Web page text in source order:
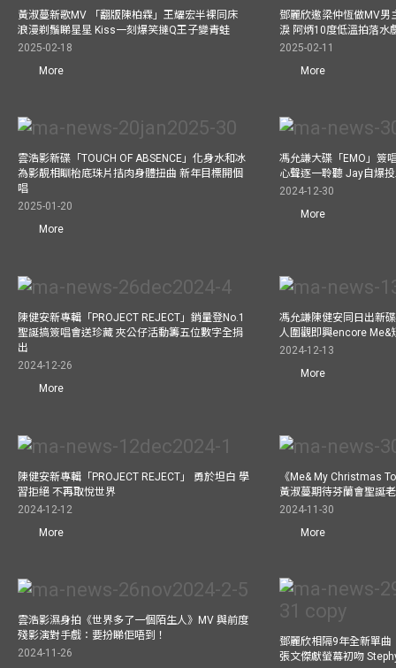
黃淑蔓新歌MV 「翻版陳柏霖」王耀宏半裸同床
浪漫剃鬚睇星星 Kiss一刻爆笑撻Q王子變青蛙
2025-02-18
More
鄧麗欣邀梁仲恆做MV男
淚 阿炳10度低溫拍落水
2025-02-11
More
雲浩影新碟「TOUCH OF ABSENCE」化身水和冰
為影靚相瞓枱底珠片拮肉身體扭曲 新年目標開個
唱
2025-01-20
More
馮允謙大碟「EMO」簽
心聲逐一聆聽 Jay自爆
2024-12-30
More
陳健安新專輯「PROJECT REJECT」銷量登No.1
聖誕搞簽唱會送珍藏 夾公仔活動籌五位數字全捐
出
2024-12-26
More
馮允謙陳健安同日出新
人圍觀即興encore Me&
2024-12-13
More
陳健安新專輯「PROJECT REJECT」 勇於坦白 學
習拒絕 不再取悅世界
2024-12-12
More
《Me& My Christmas
黃淑蔓期待芬蘭會聖誕
2024-11-30
More
雲浩影濕身拍《世界多了一個陌生人》MV 與前度
殘影演對手戲：要扮睇佢唔到！
2024-11-26
鄧麗欣相隔9年全新單曲
張文傑獻螢幕初吻